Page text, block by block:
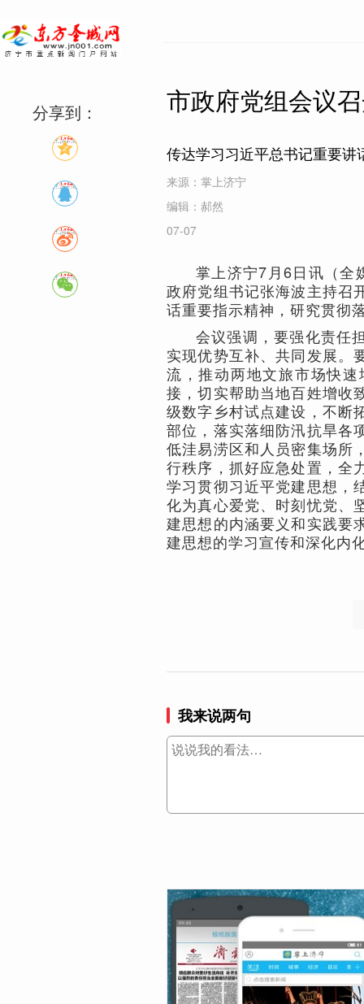
分享到： 市政府党组会议
传达学习习近平总书记重要
来源：掌上济宁
编辑：郝然
07-07
掌上济宁7月6日讯（
政府党组书记张海波主持召
话重要指示精神，研究贯彻
会议强调，要强化责任
实现优势互补、共同发展。
流，推动两地文旅市场快
接，切实帮助当地百姓增收
级数字乡村试点建设，不断
部位，落实落细防汛抗旱各
低洼易涝区和人员密集场所
行秩序，抓好应急处置，全
学习贯彻习近平党建思想，
化为真心爱党、时刻忧党、
建思想的内涵要义和实践要
建思想的学习宣传和深化内
我来说两句